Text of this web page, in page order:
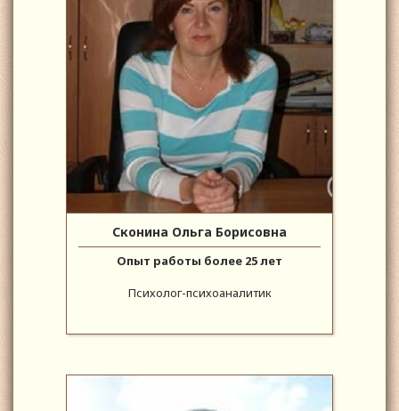
Сконина Ольга Борисовна
Опыт работы более 25 лет
Психолог-психоаналитик